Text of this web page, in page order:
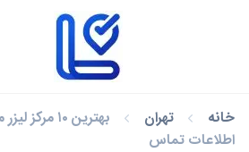
خانه تهران
بهترین ۱۰
اطلاعات تماس